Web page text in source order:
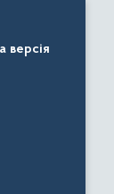
версія